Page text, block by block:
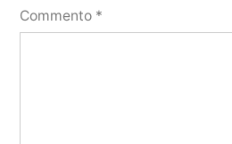
Commento *